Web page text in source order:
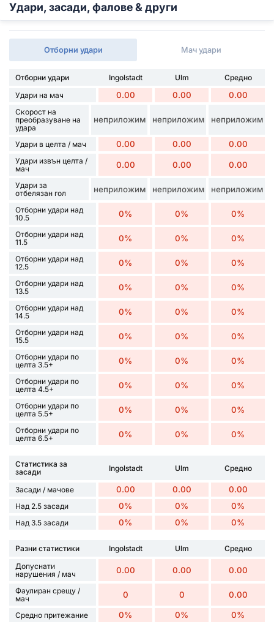
Удари, засади, фалове & други
Отборни удари Мач удари
Отборни удари Ingolstadt Ulm
Средно
Удари на мач
0.00 0.00 0.00
Скорост на
преобразуване на
удара
неприложим неприложим неприложим
Удари в целта / мач 0.00 0.00 0.00
Удари извън целта /
мач
0.00 0.00 0.00
Удари за
отбелязан гол
неприложим неприложим неприложим
Отборни удари над
10.5
0% 0% 0%
Отборни удари над
11.5
0% 0% 0%
Отборни удари над
12.5
0% 0% 0%
Отборни удари над
13.5
0% 0% 0%
Отборни удари над
14.5
0% 0% 0%
Отборни удари над
15.5
0% 0% 0%
Отборни удари по
целта 3.5+
0% 0% 0%
Отборни удари по
целта 4.5+
0% 0% 0%
Отборни удари по
целта 5.5+
0% 0% 0%
Отборни удари по
целта 6.5+
0% 0% 0%
Статистика за
засади
Ingolstadt Ulm Средно
Засади / мачове 0.00 0.00 0.00
Над 2.5 засади 0% 0% 0%
Над 3.5 засади 0% 0% 0%
Разни статистики Ingolstadt Ulm
Средно
Допуснати
нарушения / мач
0.00 0.00 0.00
Фаулиран срещу /
мач
0 0 0.00
Средно притежание 0% 0% 0%